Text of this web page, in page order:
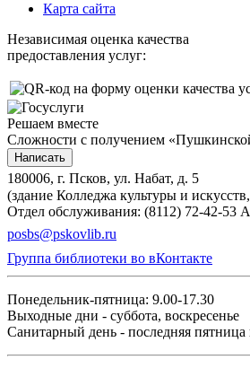
Карта сайта
Независимая оценка качества
предоставления услуг:
Решаем вместе
Сложности с получением
Написать
180006, г. Псков, ул. Набат, д. 5
(здание Колледжа культуры и
Отдел обслуживания: (8112) 72-42-53
posbs@pskovlib.ru
Группа библиотеки во вКонтакте
Понедельник-пятница: 9.00-17.30
Выходные дни - суббота, воскресенье
Санитарный день - последняя пятница